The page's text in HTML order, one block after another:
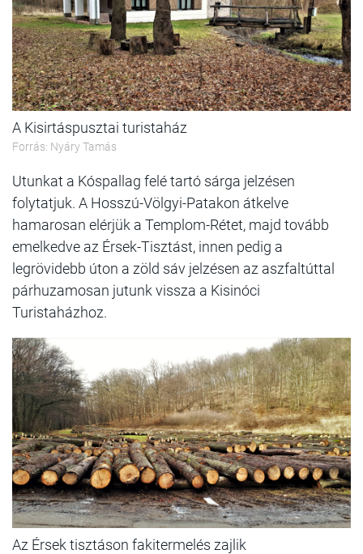
A Kisirtáspusztai turistaház
Forrás: Nyáry Tamás
Utunkat a Kóspallag felé tartó sárga jelzésen
folytatjuk. A Hosszú-Völgyi-Patakon átkelve
hamarosan elérjük a Templom-Rétet, majd tovább
emelkedve az Érsek-Tisztást, innen pedig a
legrövidebb úton a zöld sáv jelzésen az aszfaltúttal
párhuzamosan jutunk vissza a Kisinóci
Turistaházhoz.
Az Érsek tisztáson fakitermelés zajlik